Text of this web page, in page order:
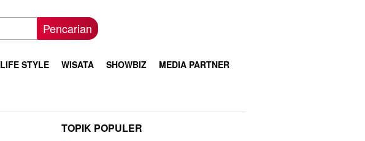
Pencarian
LIFE STYLE WISATA SHOWBIZ MEDIA PARTNER
TOPIK POPULER